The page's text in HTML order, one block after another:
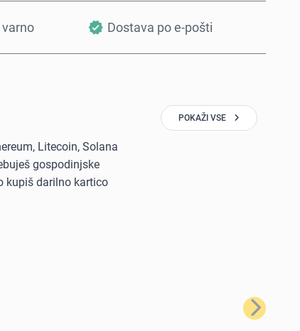
varno Dostava po e-pošti
Litecoin, Solana
gospodinjske
kupiš darilno kartico
POKAŽI VSE
Naslednji